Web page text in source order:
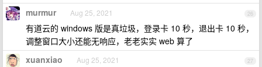
26
murmur Aug 25, 2021
有道云的 windows 版是真垃圾，登录卡 10 秒，退出卡 10 秒，
调整窗口大小还能无响应，老老实实 web 算了
27
xuanxiao Aug 25, 2021